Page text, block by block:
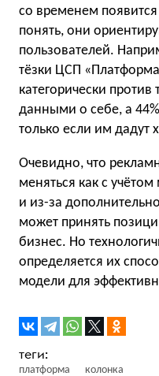
со временем
понять, они
пользователей.
тёзки ЦСП
категорически против
данными о себе, а
только если им дадут
Очевидно, что
меняться как с
и из-за
может принять
бизнес. Но
определяется их
модели для
платформа колонка